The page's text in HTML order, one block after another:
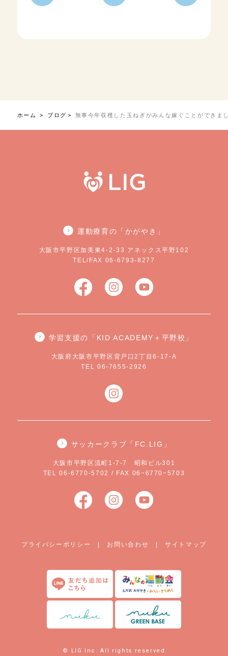
ホーム ブログ 無事今年収穫した玉ねぎがみんな嫁ぐことができま
運動療育の「かがやき」
大阪市平野区加美東4-2-33 アネックス平野102
TEL/FAX 06-6793-8277
学習支援の「KID ACADEMY＋平野校」
大阪府大阪市平野区背戸口2丁目6-17-A
TEL 06-7655-2926
サッカークラブ「FC.LIG」
大阪市平野区流町1-7-7 昭和ビル301
TEL 06-6770-5702 / FAX 06−6770−5703
プライバシーポリシー | お問い合わせ |サイトマップ
© LIG Inc. All rights reserved